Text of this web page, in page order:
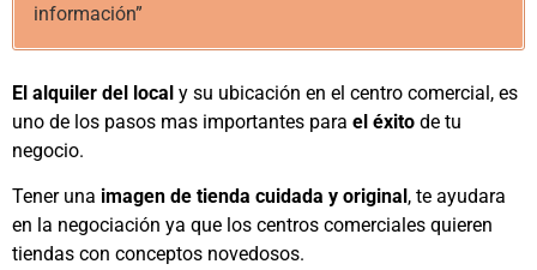
información”
El alquiler del local y su ubicación en el centro comercial, es
uno de los pasos mas importantes para el éxito de tu
negocio.
Tener una imagen de tienda cuidada y original, te ayudara
en la negociación ya que los centros comerciales quieren
tiendas con conceptos novedosos.